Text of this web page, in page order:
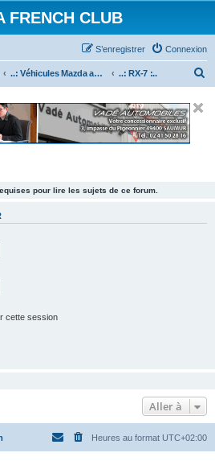
FRENCH CLUB
Connexion
S’enregistrer
..: Véhicules Mazda ancien (<2003) :.. ..: RX-7 :..
e
pour lire les sujets de ce forum.
cette session
Aller à
Heures au format UTC+02:00